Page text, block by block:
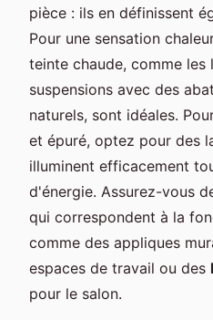
pièce : ils en définissent
Pour une sensation
teinte chaude, comme les
suspensions avec des
naturels, sont idéales.
et épuré, optez pour des
illuminent efficacement
d'énergie. Assurez-vous
qui correspondent à la
comme des appliques
espaces de travail ou des
pour le salon.